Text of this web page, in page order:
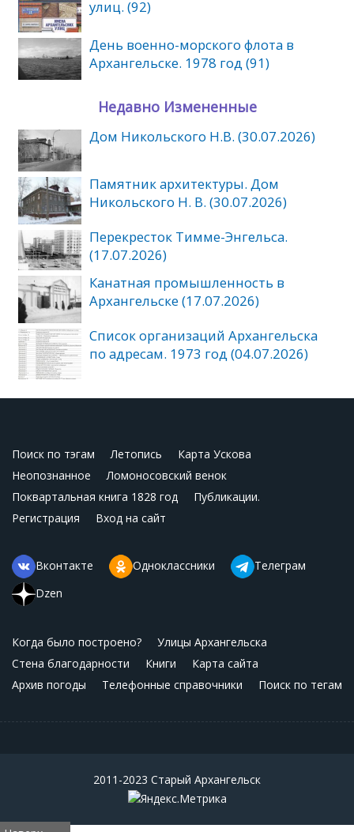
улиц. (92)
День военно-морского флота в
Архангельске. 1978 год (91)
Недавно Измененные
Дом Никольского Н.В. (30.07.2026)
Памятник архитектуры. Дом
Никольского Н. В. (30.07.2026)
Перекресток Тимме-Энгельса.
(17.07.2026)
Канатная промышленность в
Архангельске (17.07.2026)
Список организаций Архангельска
по адресам. 1973 год (04.07.2026)
Поиск по тэгам Летопись
Карта Ускова
Неопознанное
Ломоносовский венок
Поквартальная книга 1828 год
Публикации.
Регистрация
Вход на сайт
Вконтакте Одноклассники
Телеграм
Dzen
Когда было построено?
Улицы Архангельска
Стена благодарности
Книги
Карта сайта
Архив погоды
Телефонные справочники Поиск по тегам
2011-2023 Старый Архангельск